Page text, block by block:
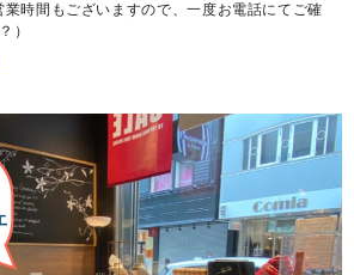
時間もございますので、一度お電話にてご確
）